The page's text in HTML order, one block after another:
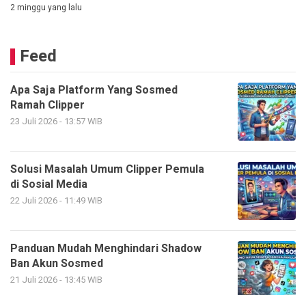
2 minggu yang lalu
Feed
Apa Saja Platform Yang Sosmed
Ramah Clipper
23 Juli 2026 - 13:57 WIB
Solusi Masalah Umum Clipper Pemula
di Sosial Media
22 Juli 2026 - 11:49 WIB
Panduan Mudah Menghindari Shadow
Ban Akun Sosmed
21 Juli 2026 - 13:45 WIB